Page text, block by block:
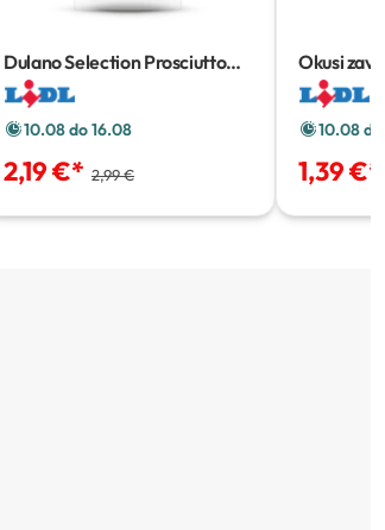
Dulano Selection Prosciutto
cotto XXL
10.08 do 16.08
2,19 €* 2,99 €
Okusi
100 g
10.08
1,39 €*